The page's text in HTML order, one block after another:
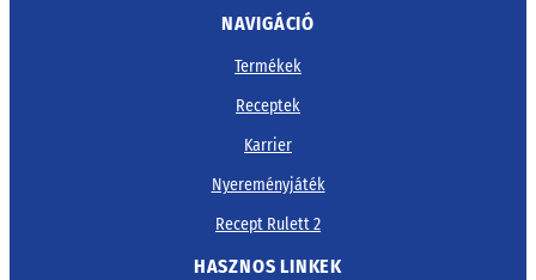
NAVIGÁCIÓ
Termékek
Receptek
Karrier
Nyereményjáték
Recept Rulett 2
HASZNOS LINKEK